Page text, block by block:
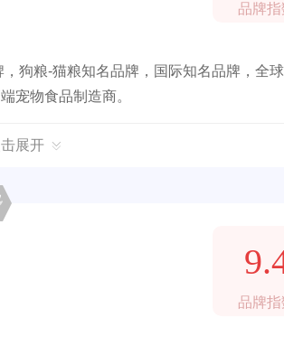
品牌指
狗粮-猫粮知名品牌，国际知名品牌，全
宠物食品制造商。
展开
品牌指